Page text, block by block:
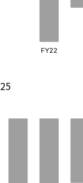
FY22